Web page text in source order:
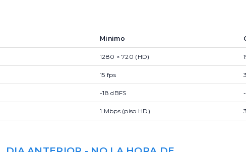
Minimo
1280 × 720 (HD)
15 fps
-18 dBFS
1 Mbps (piso HD)